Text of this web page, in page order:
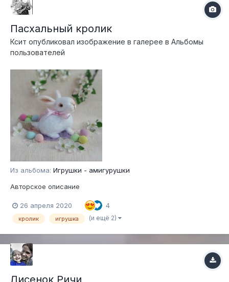
Пасхальный кролик
Ксит опубликовал изображение в галерее в Альбомы
пользователей
Из альбома: Игрушки - амигурушки
Авторское описание
26 апреля 2020 4
кролик игрушка (и ещё 2)